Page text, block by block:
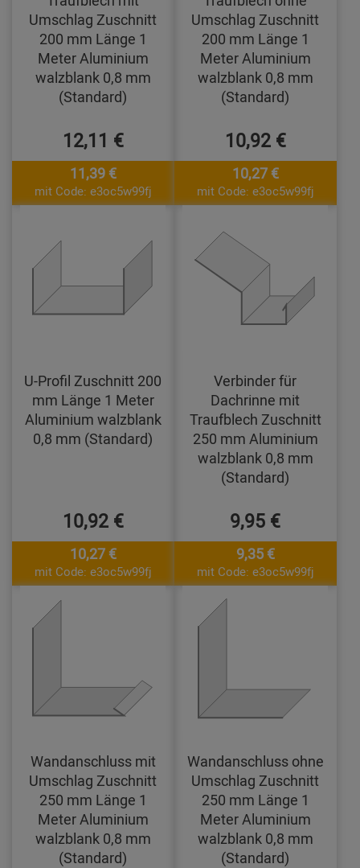
Umschlag Zuschnitt
200 mm Länge 1
Meter Aluminium
walzblank 0,8 mm
(Standard)
12,11 €
11,39 €
mit Code: e3oc5w99fj
Umschlag Zuschnitt
200 mm Länge 1
Meter Aluminium
walzblank 0,8 mm
(Standard)
10,92 €
10,27 €
mit Code: e3oc5w99fj
U-Profil Zuschnitt 200
mm Länge 1 Meter
Aluminium walzblank
0,8 mm (Standard)
10,92 €
10,27 €
mit Code: e3oc5w99fj
Verbinder für
Dachrinne mit
Traufblech Zuschnitt
250 mm Aluminium
walzblank 0,8 mm
(Standard)
9,95 €
9,35 €
mit Code: e3oc5w99fj
Wandanschluss mit
Umschlag Zuschnitt
250 mm Länge 1
Meter Aluminium
walzblank 0,8 mm
(Standard)
Wandanschluss ohne
Umschlag Zuschnitt
250 mm Länge 1
Meter Aluminium
walzblank 0,8 mm
(Standard)